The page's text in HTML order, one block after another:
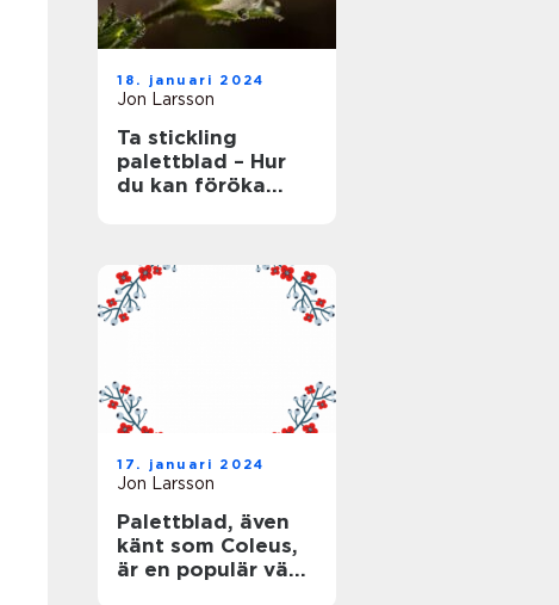
18. januari 2024
Jon Larsson
Ta stickling
palettblad – Hur
du kan föröka
17. januari 2024
Jon Larsson
Palettblad, även
känt som Coleus,
är en populär växt